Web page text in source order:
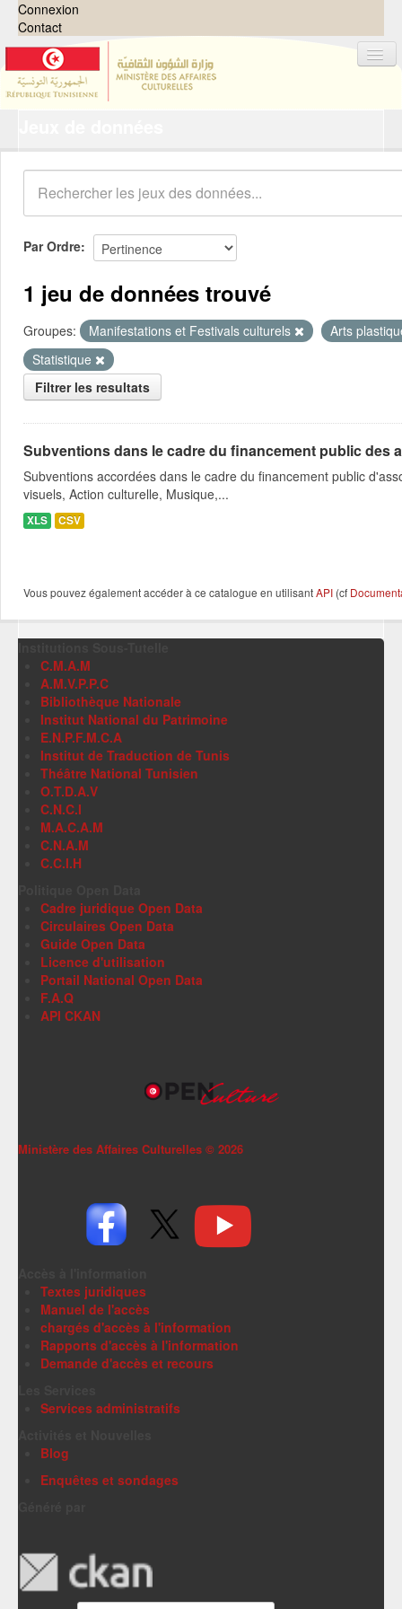
Connexion
Contact
Organisations
Groupes
Demandes 0
À propos
Par Ordre
1 jeu de données trouvé
Groupes: Manifestations et Festivals culturels
Arts
Statistique
Filtrer les resultats
Subventions dans le cadre du financement public des
Subventions accordées dans le cadre du financement public
visuels, Action culturelle, Musique,...
XLS CSV
Vous pouvez également accéder à ce catalogue en utilisantAPI (cf
C.M.A.M
A.M.V.P.P.C
Bibliothèque Nationale
Institut National du Patrimoine
E.N.P.F.M.C.A
Institut de Traduction de Tunis
Théâtre National Tunisien
O.T.D.A.V
C.N.C.I
M.A.C.A.M
C.N.A.M
C.C.I.H
Cadre juridique Open Data
Circulaires Open Data
Guide Open Data
Licence d'utilisation
Portail National Open Data
F.A.Q
API CKAN
Ministère des Affaires Culturelles © 2026
Textes juridiques
Manuel de l'accès
chargés d'accès à l'information
Rapports d'accès à l'information
Demande d'accès et recours
Services administratifs
Blog
Enquêtes et sondages